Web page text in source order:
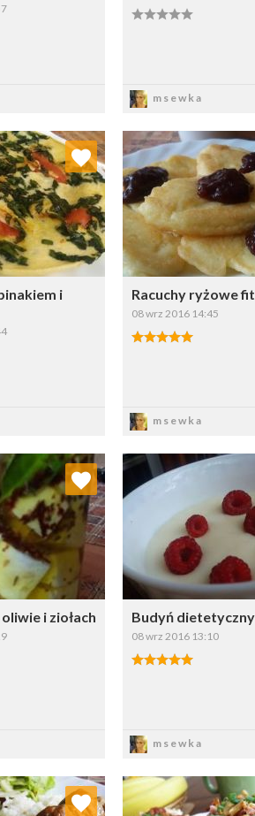
msewka
i
ulubionych
Wybierz listę:
Racuchy ryżowe fit
08 wrz 2016 14:45
msewka
Dodaj do
i ziołach
do ulubionych
Wybierz listę:
Budyń dietetyczny
08 wrz 2016 13:10
msewka
Dodaj do
ulubionych Dodaj do